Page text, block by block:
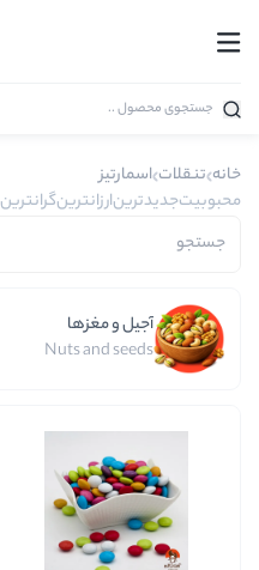
خانه تنقلات اسمارتیز
محبوبیتجدیدترینارزانترینگرانترین
آجیل و مغزها
Nuts and seeds